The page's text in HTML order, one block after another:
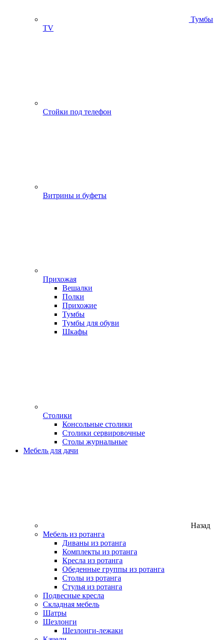
Тумбы
ТV
Стойки под телефон
Витрины и буфеты
Прихожая
Вешалки
Полки
Прихожие
Тумбы
Тумбы для обуви
Шкафы
Столики
Консольные столики
Столики сервировочные
Столы журнальные
Мебель для дачи
Назад
Мебель из ротанга
Диваны из ротанга
Комплекты из ротанга
Кресла из ротанга
Обеденные группы из ротанга
Столы из ротанга
Стулья из ротанга
Подвесные кресла
Складная мебель
Шатры
Шезлонги
Шезлонги-лежаки